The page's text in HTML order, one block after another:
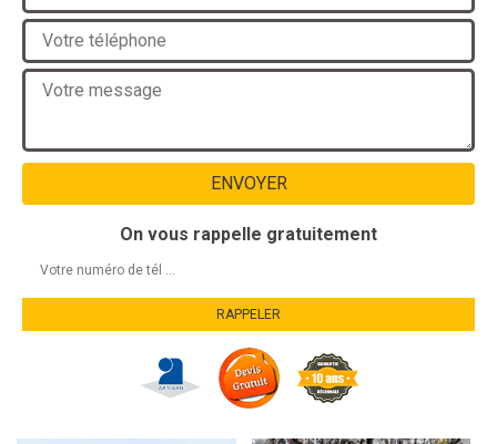
On vous rappelle gratuitement